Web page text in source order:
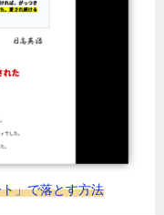
」で落とす方法